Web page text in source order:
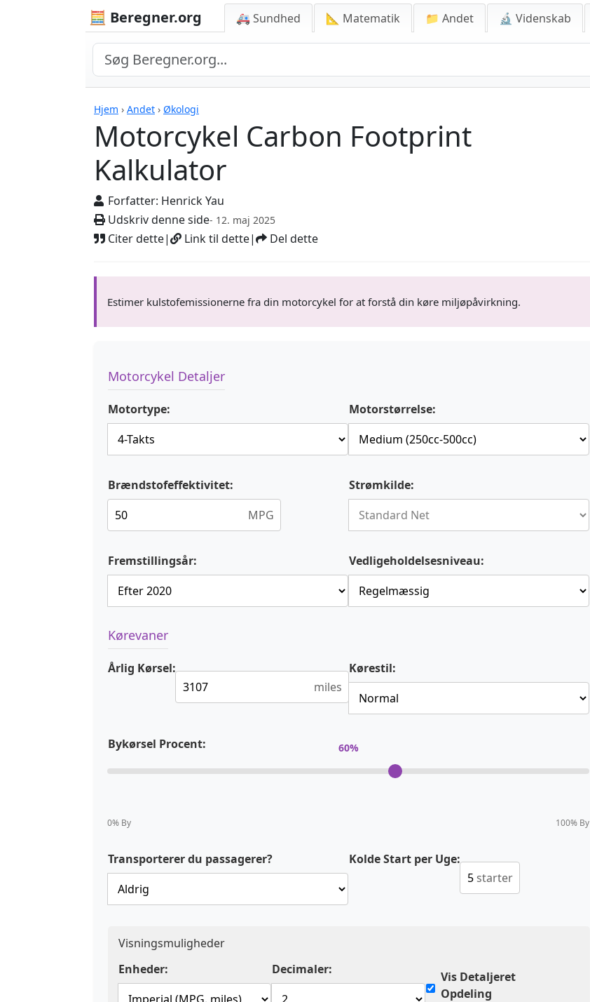
🧮 Beregner.org 🚑 Sundhed 📐 Matematik 📁 Andet 🔬 Videnskab
Hjem › Andet › Økologi
Motorcykel Carbon Footprint
Kalkulator
Forfatter: Henrick Yau
Udskriv denne side- 12. maj 2025
Citer dette| Link til dette| Del dette
Beregnere
Estimer kulstofemissionerne fra din motorcykel for at forstå din køre miljøpåvirkning.
Motorcykel Detaljer
Motortype: Motorstørrelse:
Brændstofeffektivitet:
MPG
Strømkilde:
Fremstillingsår: Vedligeholdelsesniveau:
Kørevaner
Årlig Kørsel:
miles
Kørestil:
Bykørsel Procent: 60%
0% By 100% By
Transporterer du passagerer?
Kolde Start per Uge:
starter
Visningsmuligheder
Enheder:
Decimaler:
Vis Detaljeret
Opdeling